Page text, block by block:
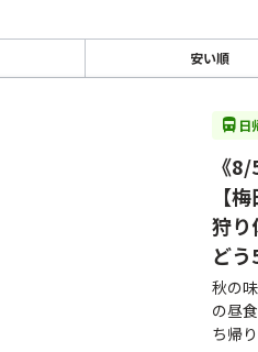
安い順
directions_bus 日
《
【
狩り
ど
秋の
の昼
ち帰